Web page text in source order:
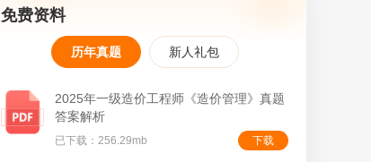
免费资料
历年真题 新人礼包
2025年一级造价工程师《造价管理》真题
答案解析
已下载：256.29mb 下载